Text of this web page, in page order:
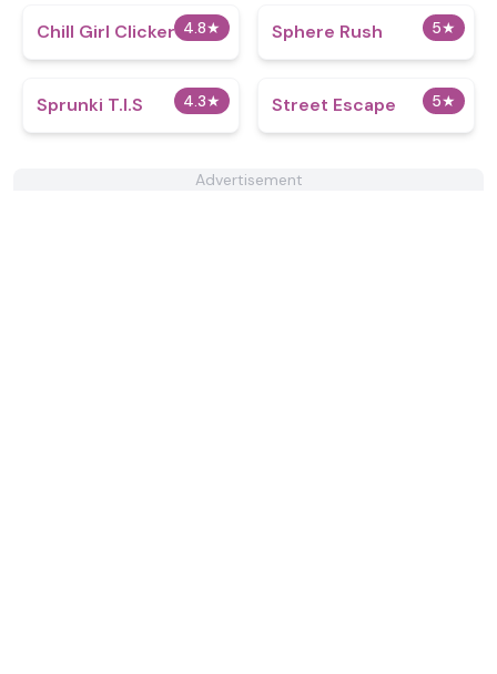
4.8★
Chill Girl Clicker 5★
Sphere Rush
4.3★
Sprunki T.I.S 5★
Street Escape
Advertisement